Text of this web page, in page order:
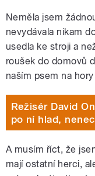
Neměla jsem
nevydávala nikam
usedla ke stroji a
roušek do domovů
naším psem na
Režisér David
po ní hlad,
A musím říct, že
mají ostatní herci,